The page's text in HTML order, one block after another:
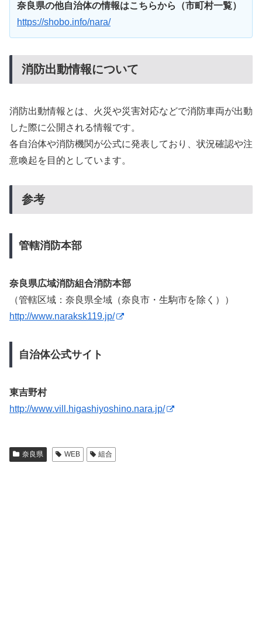
奈良県の他自治体の情報はこちらから（市町村一覧）
https://shobo.info/nara/
消防出動情報について
消防出動情報とは、火災や災害対応などで消防車両が出動
した際に公開される情報です。
各自治体や消防機関が公式に発表しており、状況確認や注
意喚起を目的としています。
参考
管轄消防本部
奈良県広域消防組合消防本部
（管轄区域：奈良県全域（奈良市・生駒市を除く））
http://www.naraksk119.jp/
自治体公式サイト
東吉野村
http://www.vill.higashiyoshino.nara.jp/
奈良県 WEB 組合